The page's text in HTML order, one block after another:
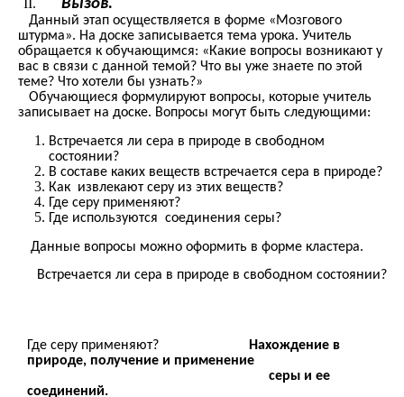
Вызов.
Данный этап осуществляется в форме «Мозгового
штурма». На доске записывается тема урока. Учитель
обращается к обучающимся: «Какие вопросы возникают у
вас в связи с данной темой? Что вы уже знаете по этой
теме? Что хотели бы узнать?»
Обучающиеся формулируют вопросы, которые учитель
записывает на доске. Вопросы могут быть следующими:
Встречается ли сера в природе в свободном
состоянии?
В составе каких веществ встречается сера в природе?
Как извлекают серу из этих веществ?
Где серу применяют?
Где используются соединения серы?
Данные вопросы можно оформить в форме кластера.
Встречается ли сера в природе в свободном состоянии?
Где серу применяют? Нахождение в
природе, получение и применение
серы и ее
соединений.